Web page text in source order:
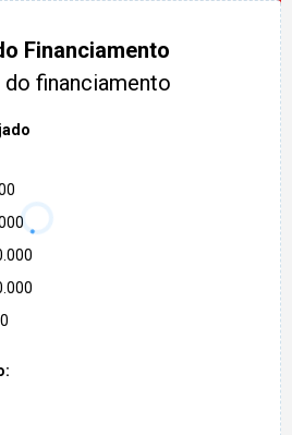
Financiamento
financiamento